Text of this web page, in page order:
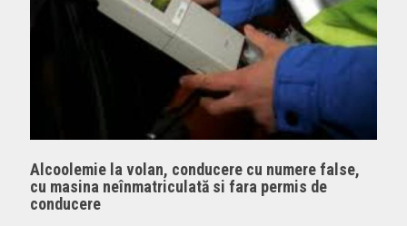
Alcoolemie la volan, conducere cu numere false,
cu masina neînmatriculată si fara permis de
conducere